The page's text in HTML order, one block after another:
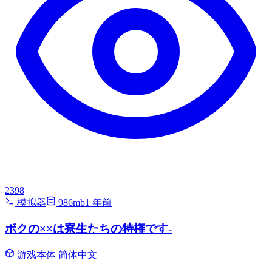
2398
模拟器
986mb1 年前
ボクの××は寮生たちの特権です-
游戏本体 简体中文